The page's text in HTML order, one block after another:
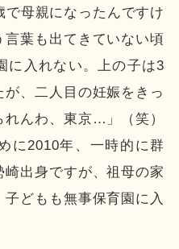
母親になったんですけ
葉も出てきていない頃
に入れない。上の子は3
、二人目の妊娠をきっ
んわ、東京…」（笑）
に2010年、一時的に群
出身ですが、祖母の家
どもも無事保育園に入